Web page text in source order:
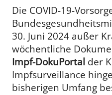
Die COVID-19-
30. Juni 2024 außer
wöchentliche
Impf-DokuPortal der
Impfsurveillance
bisherigen Umfang